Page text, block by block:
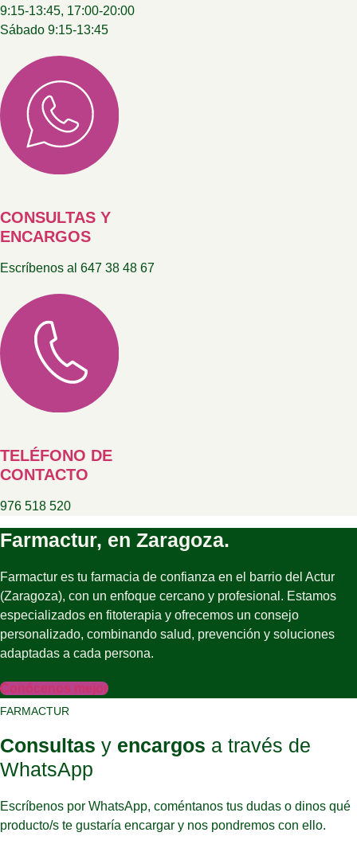
9:15-13:45, 17:00-20:00
Sábado 9:15-13:45
CONSULTAS Y
ENCARGOS
Escríbenos al 647 38 48 67
TELÉFONO DE
CONTACTO
976 518 520
Farmactur, en Zaragoza.
Farmactur es tu farmacia de confianza en el barrio del Actur
(Zaragoza), con un enfoque cercano y profesional. Estamos
especializados en fitoterapia y ofrecemos un consejo
personalizado, combinando salud, prevención y soluciones
adaptadas a cada persona.
Conócenos mejor
FARMACTUR
Consultas y encargos a través de
WhatsApp
Escríbenos por WhatsApp, coméntanos tus dudas o dinos qué
producto/s te gustaría encargar y nos pondremos con ello.